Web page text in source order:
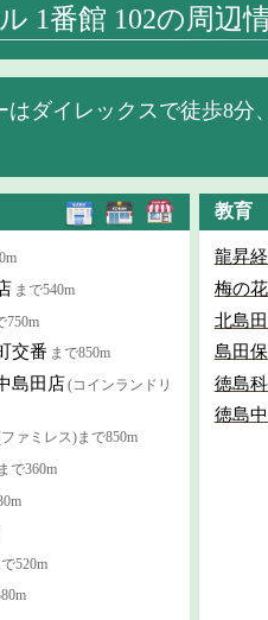
1番館 102の周辺
ダイレックスで徒歩8分
まで540m
750m
交番 まで850m
島田店(コインランドリ
ァミレス)まで850m
まで360m
520m
教育
龍昇
梅の
北島
島田
徳島
徳島